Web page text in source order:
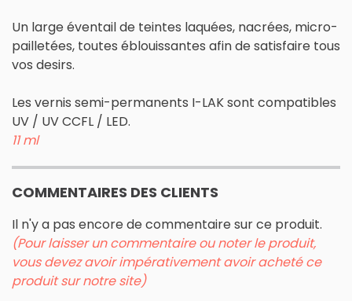
Un large éventail de teintes laquées, nacrées, micro-
pailletées, toutes éblouissantes afin de satisfaire tous
vos desirs.
Les vernis semi-permanents I-LAK sont compatibles
UV / UV CCFL / LED.
11 ml
COMMENTAIRES DES CLIENTS
Il n'y a pas encore de commentaire sur ce produit.
(Pour laisser un commentaire ou noter le produit,
vous devez avoir impérativement avoir acheté ce
produit sur notre site)